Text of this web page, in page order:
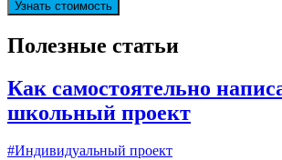
Полезные статьи
Как самостоятельно
школьный проект
#Индивидуальный проект